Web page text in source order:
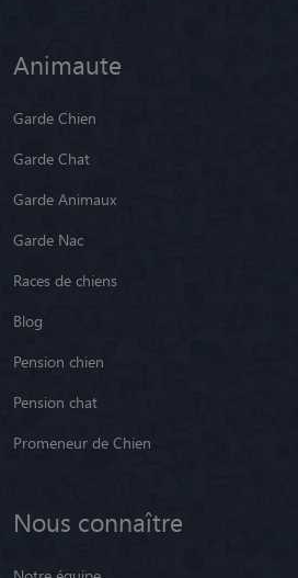
Animaute
Garde Chien
Garde Chat
Garde Animaux
Garde Nac
Races de chiens
Blog
Pension chien
Pension chat
Promeneur de Chien
Nous connaître